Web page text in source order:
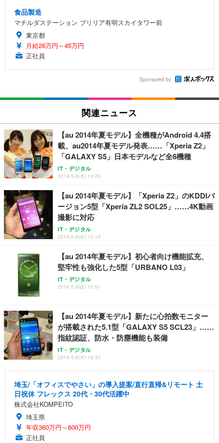
食品製造
マチルダステーション ブリリア有明スカイタワー前
東京都
月給26万円～45万円
正社員
Sponsored by
関連ニュース
【au 2014年夏モデル】全機種がAndroid 4.4搭
載、au2014年夏モデル発表……「Xperia Z2」
「GALAXY S5」日本モデルなど全8機種
IT・デジタル
2014.5.8(木) 14:26
【au 2014年夏モデル】「Xperia Z2」のKDDIバ
ージョン5型「Xperia ZL2 SOL25」……4K動画
撮影に対応
IT・デジタル
2014.5.8(木) 15:19
【au 2014年夏モデル】初心者向け機能拡充、
堅牢性も強化した5型「URBANO L03」
IT・デジタル
2014.5.9(金) 15:51
【au 2014年夏モデル】新たに心拍数モニター
が搭載された5.1型「GALAXY S5 SCL23」……
指紋認証、防水・防塵機能も装備
IT・デジタル
2014.5.8(木) 16:37
埼玉/「オフィスでやさい」の導入提案/直行直帰&リモート 土
日祝休 フレックス 20代・30代活躍中
株式会社KOMPEITO
埼玉県
年収360万円～600万円
正社員